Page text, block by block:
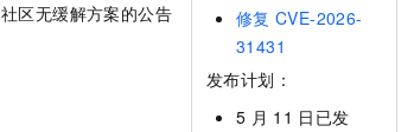
社区无缓解方案的公告
修复 CVE-2026-
31431
发布计划：
5 月 11 日已发